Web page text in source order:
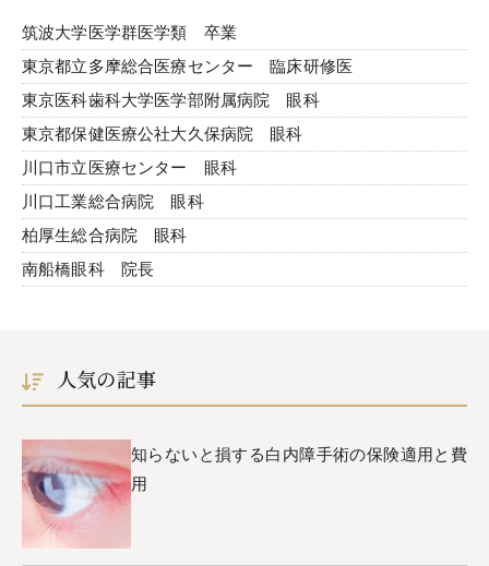
筑波大学医学群医学類 卒業
東京都立多摩総合医療センター 臨床研修医
東京医科歯科大学医学部附属病院 眼科
東京都保健医療公社大久保病院 眼科
川口市立医療センター 眼科
川口工業総合病院 眼科
柏厚生総合病院 眼科
南船橋眼科 院長
人気の記事
知らないと損する白内障手術の保険適用と費
用